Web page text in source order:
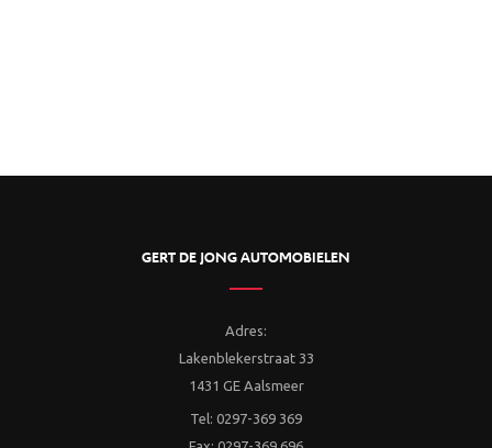
GERT DE JONG AUTOMOBIELEN
Adres:
Lakenblekerstraat 33
1431 GE Aalsmeer
Tel: 0297-369 369